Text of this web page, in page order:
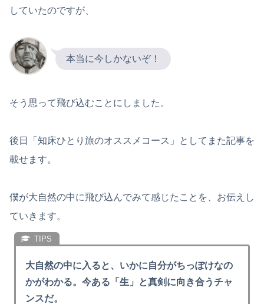
していたのですが、
本当に今しかないぞ！
そう思って飛び込むことにしました。
後日「知床ひとり旅のオススメコース」としてまた記事を
載せます。
僕が大自然の中に飛び込んでみて感じたことを、お伝えし
ていきます。
大自然の中に入ると、いかに自分がちっぽけなの
かがわかる。今ある「生」と真剣に向き合うチャ
ンスだ。